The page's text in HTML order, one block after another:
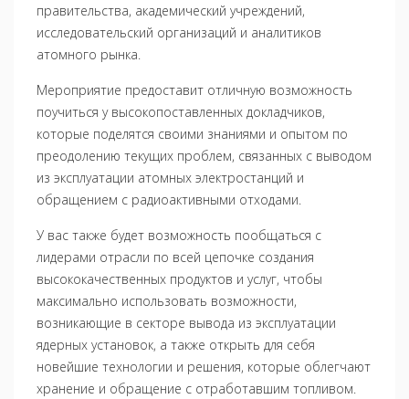
правительства, академический учреждений,
исследовательский организаций и аналитиков
атомного рынка.
Мероприятие предоставит отличную возможность
поучиться у высокопоставленных докладчиков,
которые поделятся своими знаниями и опытом по
преодолению текущих проблем, связанных с выводом
из эксплуатации атомных электростанций и
обращением с радиоактивными отходами.
У вас также будет возможность пообщаться с
лидерами отрасли по всей цепочке создания
высококачественных продуктов и услуг, чтобы
максимально использовать возможности,
возникающие в секторе вывода из эксплуатации
ядерных установок, а также открыть для себя
новейшие технологии и решения, которые облегчают
хранение и обращение с отработавшим топливом.